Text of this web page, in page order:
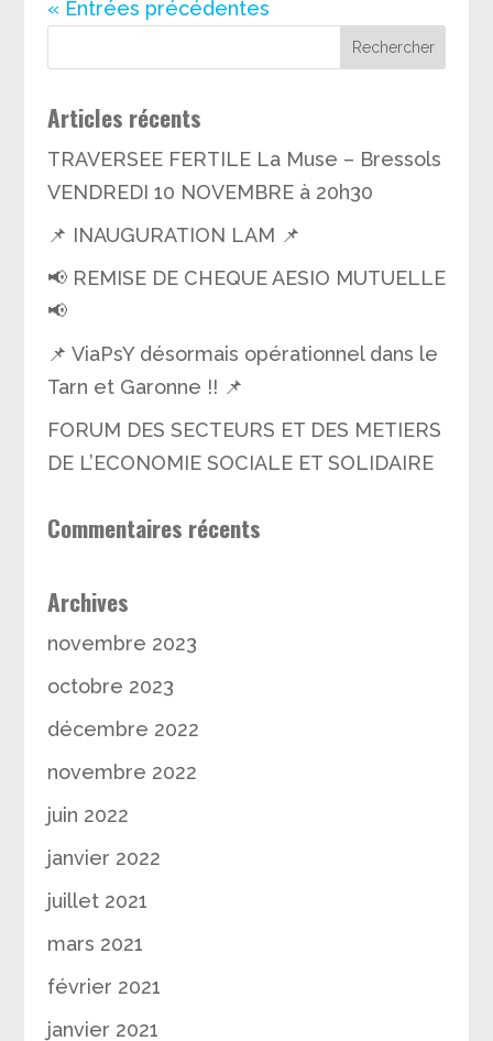
« Entrées précédentes
Articles récents
TRAVERSEE FERTILE La Muse – Bressols
VENDREDI 10 NOVEMBRE à 20h30
📌 INAUGURATION LAM 📌
📢 REMISE DE CHEQUE AESIO MUTUELLE
📢
📌 ViaPsY désormais opérationnel dans le
Tarn et Garonne !! 📌
FORUM DES SECTEURS ET DES METIERS
DE L’ECONOMIE SOCIALE ET SOLIDAIRE
Commentaires récents
Archives
novembre 2023
octobre 2023
décembre 2022
novembre 2022
juin 2022
janvier 2022
juillet 2021
mars 2021
février 2021
janvier 2021